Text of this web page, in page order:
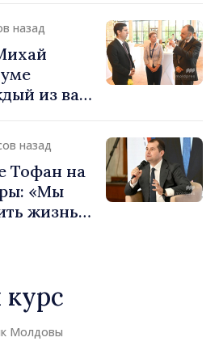
и
пунктам
назад
из вас
назад
Тофан на
«Мы
жизнь
Молдовы